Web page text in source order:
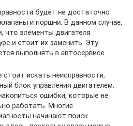
будет не достаточно
и поршни. В данном случае,
что элементы двигателя
и стоит их заменить. Эту
выполнять в автосервисе.
искать неисправности,
блок управления двигателем.
ошибки, которые не
работать. Многие
начинают поиск